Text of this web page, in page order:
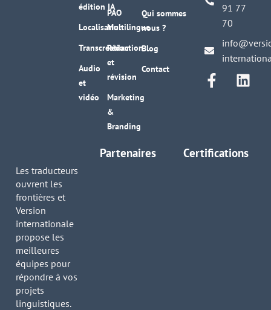
édition IA
Localisation
Transcréation
Audio
et
vidéo
PAO
Multilingue
Rédaction
et
révision
Marketing
&
Branding
Qui sommes
nous ?
Blog
Contact
91 77
70
Les traducteurs
ouvrent les
frontières et
Version
internationale
propose les
meilleures
équipes pour
répondre à vos
projets
linguistiques.
Partenaires Certifications